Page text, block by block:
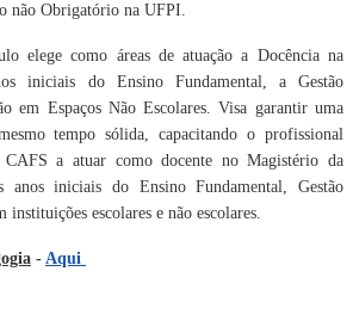
não Obrigatório na UFPI.
elege como áreas de atuação a Docência na
iniciais do Ensino Fundamental, a Gestão
em Espaços Não Escolares. Visa garantir uma
tempo sólida, capacitando o profissional
CAFS a atuar como docente no Magistério da
anos iniciais do Ensino Fundamental, Gestão
instituições escolares e não escolares.
- Aqui